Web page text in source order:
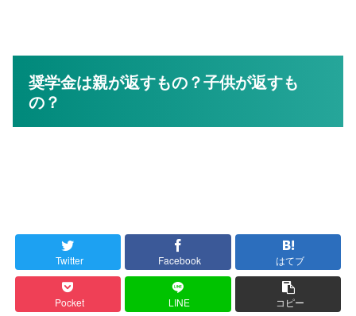
奨学金は親が返すもの？子供が返すも
の？
Twitter Facebook はてブ
Pocket LINE コピー